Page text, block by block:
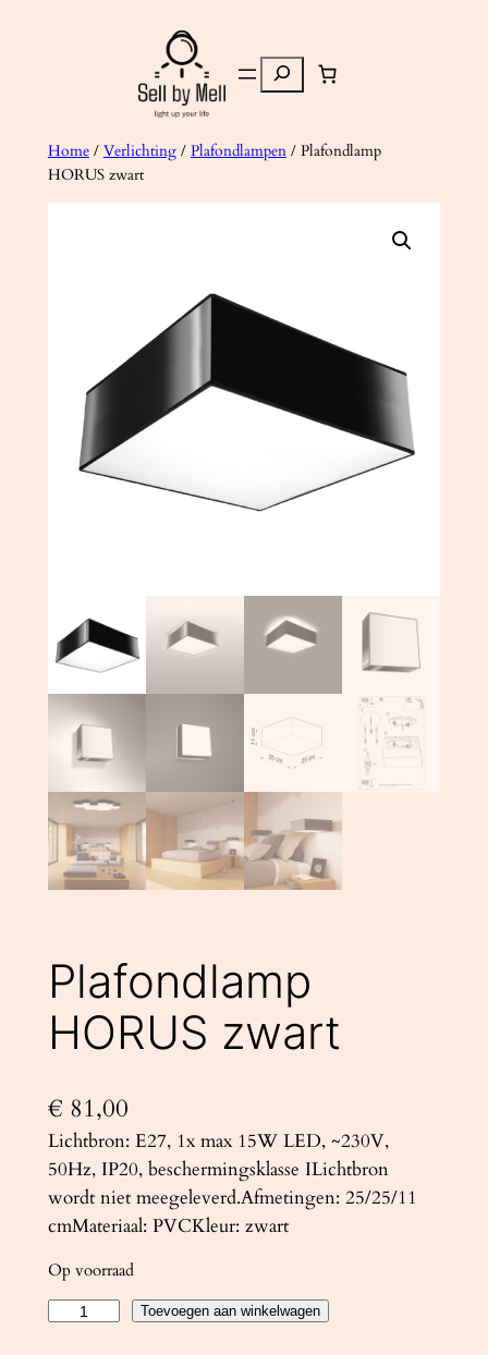
Zoeken
Home/ Verlichting/ Plafondlampen/ Plafondlamp
HORUS zwart
Plafondlamp
HORUS zwart
€ 81,00
Lichtbron: E27, 1x max 15W LED, ~230V,
50Hz, IP20, beschermingsklasse ILichtbron
wordt niet meegeleverd.Afmetingen: 25/25/11
cmMateriaal: PVCKleur: zwart
Op voorraad
Toevoegen aan winkelwagen